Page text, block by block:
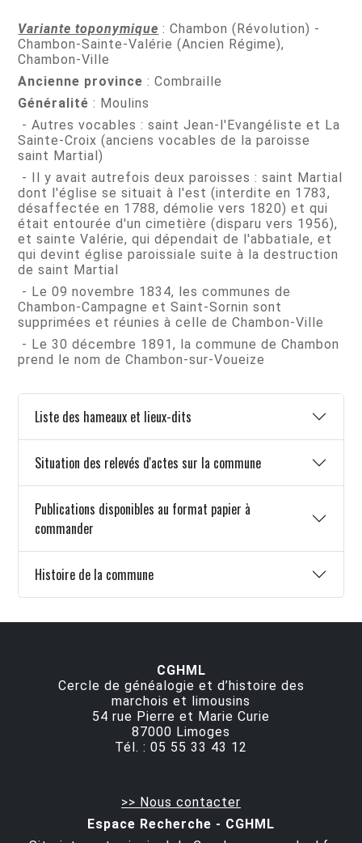
Variante toponymique : Chambon (Révolution) -
Chambon-Sainte-Valérie (Ancien Régime),
Chambon-Ville
Ancienne province : Combraille
Généralité : Moulins
- Autres vocables : saint Jean-l'Evangéliste et La
Sainte-Croix (anciens vocables de la paroisse
saint Martial)
- Il y avait autrefois deux paroisses : saint Martial
dont l'église se situait à l'est (interdite en 1783,
désaffectée en 1788, démolie vers 1820) et qui
était entourée d'un cimetière (disparu vers 1956),
et sainte Valérie, qui dépendait de l'abbatiale, et
qui devint église paroissiale suite à la destruction
de saint Martial
- Le 09 novembre 1834, les communes de
Chambon-Campagne et Saint-Sornin sont
supprimées et réunies à celle de Chambon-Ville
- Le 30 décembre 1891, la commune de Chambon
prend le nom de Chambon-sur-Voueize
Liste des hameaux et lieux-dits
Situation des relevés d'actes sur la commune
Publications disponibles au format papier à
commander
Histoire de la commune
CGHML
Cercle de généalogie et d’histoire des
marchois et limousins
54 rue Pierre et Marie Curie
87000 Limoges
Tél. : 05 55 33 43 12
>> Nous contacter
Espace Recherche - CGHML